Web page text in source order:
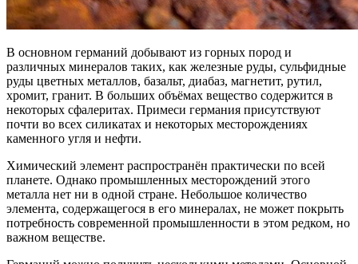
В основном германий добывают из горных пород и
различных минералов таких, как железные руды, сульфидные
руды цветных металлов, базальт, диабаз, магнетит, рутил,
хромит, гранит. В больших объёмах вещество содержится в
некоторых сфалеритах. Примеси германия присутствуют
почти во всех силикатах и некоторых месторождениях
каменного угля и нефти.
Химический элемент распространён практически по всей
планете. Однако промышленных месторождений этого
металла нет ни в одной стране. Небольшое количество
элемента, содержащегося в его минералах, не может покрыть
потребность современной промышленности в этом редком, но
важном веществе.